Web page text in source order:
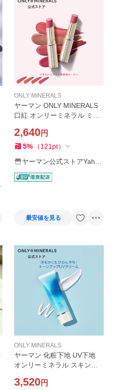
ONLY MINERALS
ヤーマン ONLY MINERALS
口紅 オンリーミネラル ミネ
美容液 リップ
2,640円
5% （121 pt）
ヤーマン公式ストアYaho
o!ショッピング店
最安値を見る
ONLY MINERALS
ヤーマン 化粧下地 UV下地
オンリーミネラル スキンケ
フォート 公式 25g SPF50+/P
3,520円